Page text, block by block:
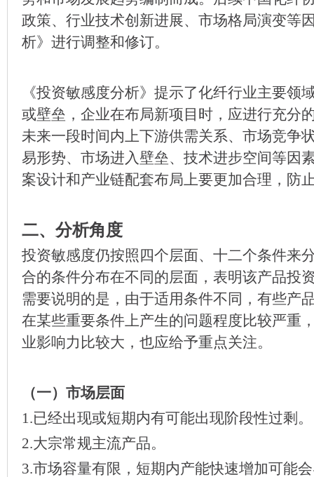
政策、行业技术创新进展、市场格局演变等
析》进行调整和修订。
《投资敏感度分析》提示了化纤行业主要领
或壁垒，企业在布局新项目时，应进行充分
未来一段时间内上下游供需关系、市场竞争
易形势、市场进入壁垒、技术进步空间等因
案设计和产业链配套布局上要更加合理，防
二、分析角度
投资敏感度仍按照四个层面、十二个条件来
合的条件分布在不同的层面，表明该产品投
需要说明的是，由于适用条件不同，有些产
在某些重要条件上产生的问题程度比较严重
业影响力比较大，也应给予重点关注。
（一）市场层面
1.已经出现或短期内有可能出现阶段性过剩。
2.大宗常规主流产品。
3.市场容量有限，短期内产能快速增加可能